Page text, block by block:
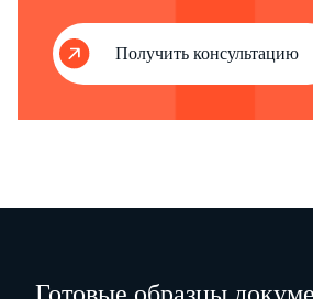
Получить консультацию